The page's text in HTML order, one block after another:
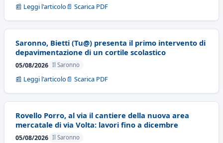
📰 Leggi l'articolo 📄 Scarica PDF
Saronno, Bietti (Tu@) presenta il primo intervento di
depavimentazione di un cortile scolastico
05/08/2026 Il Saronno
📰 Leggi l'articolo 📄 Scarica PDF
Rovello Porro, al via il cantiere della nuova area
mercatale di via Volta: lavori fino a dicembre
05/08/2026 Il Saronno